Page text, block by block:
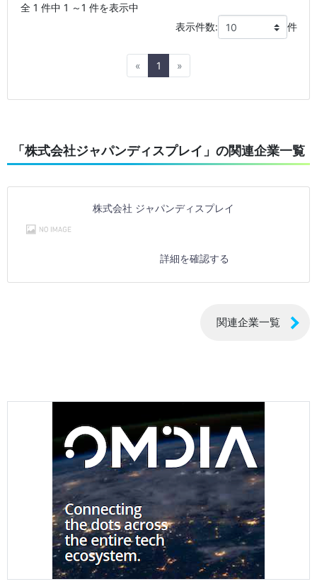
全 1 件中 1 ～1 件を表示中
表示件数:
件
« Previous
1 »Next
「株式会社ジャパンディスプレイ」の関連企業一覧
株式会社 ジャパンディスプレイ
詳細を確認する
関連企業一覧